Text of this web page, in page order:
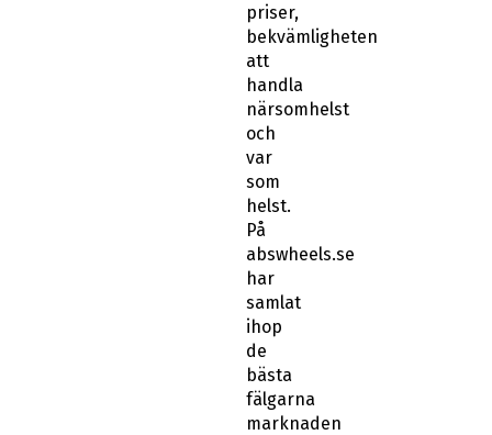
priser,
bekvämligheten
att
handla
närsomhelst
och
var
som
helst.
På
abswheels.se
har
samlat
ihop
de
bästa
fälgarna
marknaden